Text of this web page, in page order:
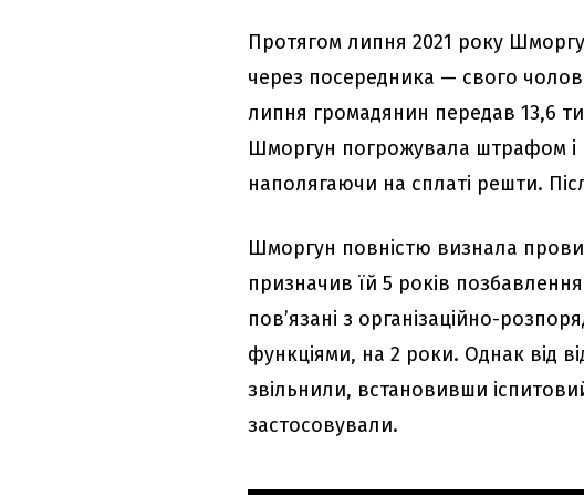
Протягом липня 2021 року
через посередника — свого
липня громадянин передав 13,6
Шморгун погрожувала штрафом і
наполягаючи на сплаті решти.
Шморгун повністю визнала
призначив їй 5 років
пов’язані з організаційно-
функціями, на 2 роки. Однак від
звільнили, встановивши
застосовували.